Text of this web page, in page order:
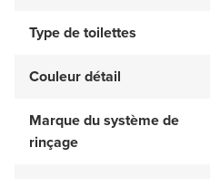
Type de toilettes
Couleur détail
Marque du système de
rinçage